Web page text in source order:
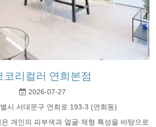
코리컬러 연희본점
2026-07-27
시 서대문구 연희로 193-3 (연희동)
개인의 피부색과 얼굴·체형 특성을 바탕으로